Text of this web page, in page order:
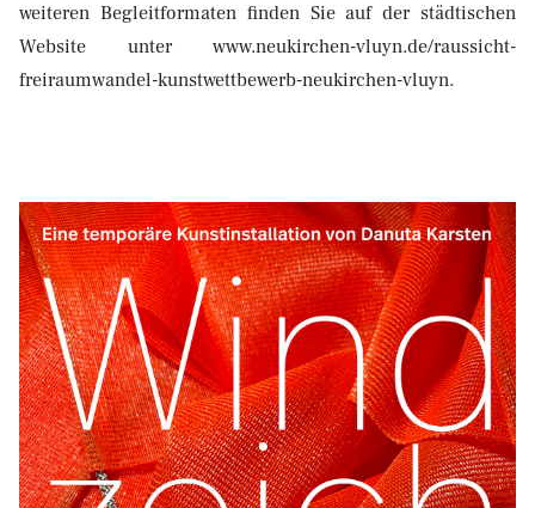
weiteren Begleitformaten finden Sie auf der städtischen
Website unter www.neukirchen-vluyn.de/raussicht-
freiraumwandel-kunstwettbewerb-neukirchen-vluyn.